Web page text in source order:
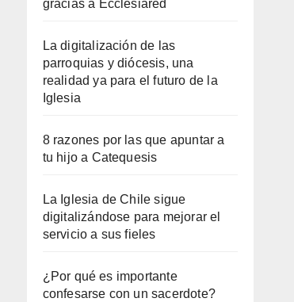
gracias a Ecclesiared
La digitalización de las
parroquias y diócesis, una
realidad ya para el futuro de la
Iglesia
8 razones por las que apuntar a
tu hijo a Catequesis
La Iglesia de Chile sigue
digitalizándose para mejorar el
servicio a sus fieles
¿Por qué es importante
confesarse con un sacerdote?